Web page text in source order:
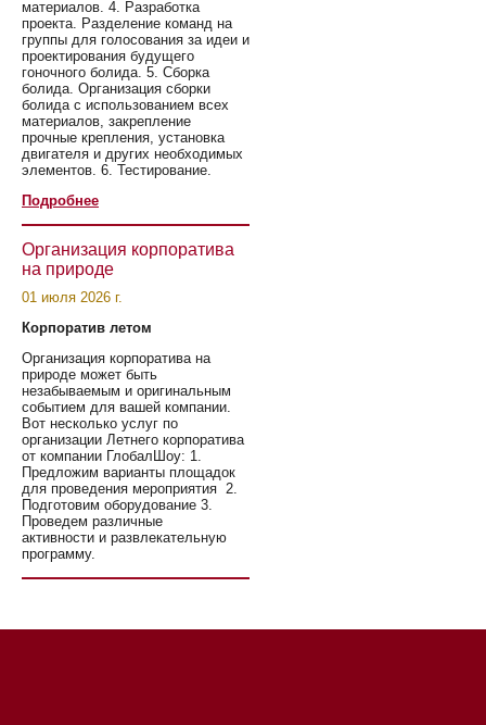
материалов. 4. Разработка
проекта. Разделение команд на
группы для голосования за идеи и
проектирования будущего
гоночного болида. 5. Сборка
болида. Организация сборки
болида с использованием всех
материалов, закрепление
прочные крепления, установка
двигателя и других необходимых
элементов. 6. Тестирование.
Подробнее
Организация корпоратива
на природе
01 июля 2026 г.
Корпоратив летом
Организация корпоратива на
природе может быть
незабываемым и оригинальным
событием для вашей компании.
Вот несколько услуг по
организации Летнего корпоратива
от компании ГлобалШоу: 1.
Предложим варианты площадок
для проведения мероприятия 2.
Подготовим оборудование 3.
Проведем различные
активности и развлекательную
программу.